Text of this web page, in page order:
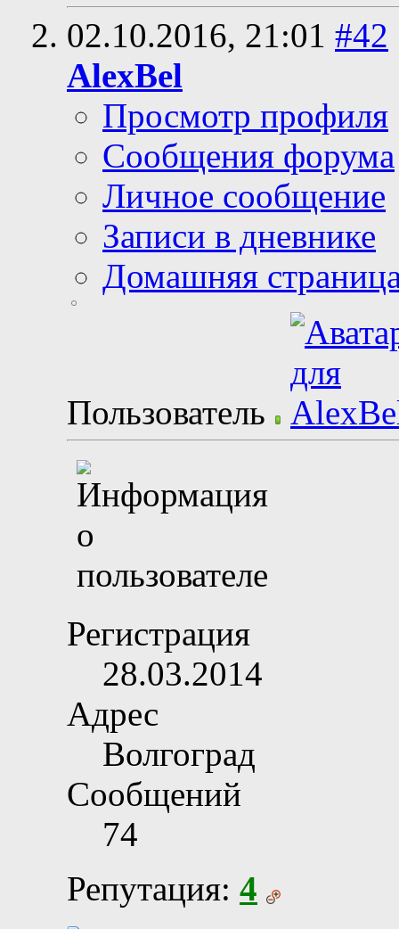
02.10.2016, 21:01 #42
AlexBel
Просмотр профиля
Сообщения форума
Личное сообщение
Записи в дневнике
Домашняя
Пользователь
Регистрация
28.03.2014
Адрес
Волгоград
Сообщений
74
Репутация: 4